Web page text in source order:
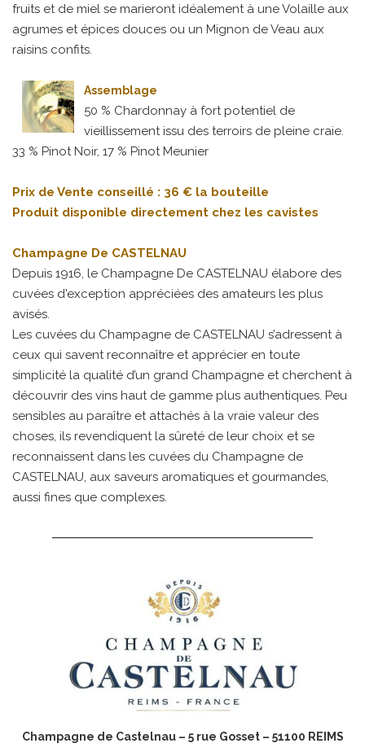
fruits et de miel se marieront idéalement à une Volaille aux
agrumes et épices douces ou un Mignon de Veau aux
raisins confits.
Assemblage
50 % Chardonnay à fort potentiel de
vieillissement issu des terroirs de pleine craie.
33 % Pinot Noir, 17 % Pinot Meunier
Prix de Vente conseillé : 36 € la bouteille
Produit disponible directement chez les cavistes
Champagne De CASTELNAU
Depuis 1916, le Champagne De CASTELNAU élabore des
cuvées d'exception appréciées des amateurs les plus
avisés.
Les cuvées du Champagne de CASTELNAU s’adressent à
ceux qui savent reconnaître et apprécier en toute
simplicité la qualité d’un grand Champagne et cherchent à
découvrir des vins haut de gamme plus authentiques. Peu
sensibles au paraître et attachés à la vraie valeur des
choses, ils revendiquent la sûreté de leur choix et se
reconnaissent dans les cuvées du Champagne de
CASTELNAU, aux saveurs aromatiques et gourmandes,
aussi fines que complexes.
Champagne de Castelnau – 5 rue Gosset – 51100 REIMS